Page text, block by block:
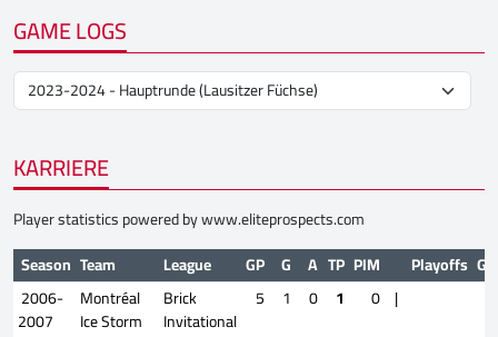
GAME LOGS
KARRIERE
Player statistics powered bywww.eliteprospects.com
Season Team League GP G A TP PIM Playoffs GP
2006-
2007
Montréal
Ice Storm
Brick
Invitational
5 1 0 1 0 |